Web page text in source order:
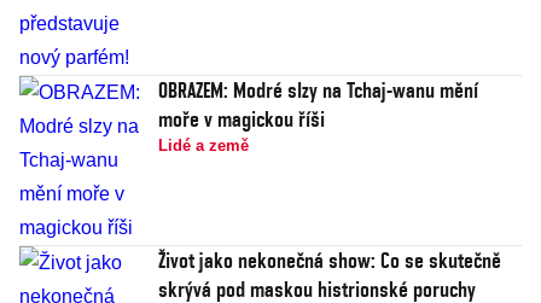
OBRAZEM: Modré slzy na Tchaj-wanu mění
moře v magickou říši
Lidé a země
Život jako nekonečná show: Co se skutečně
skrývá pod maskou histrionské poruchy